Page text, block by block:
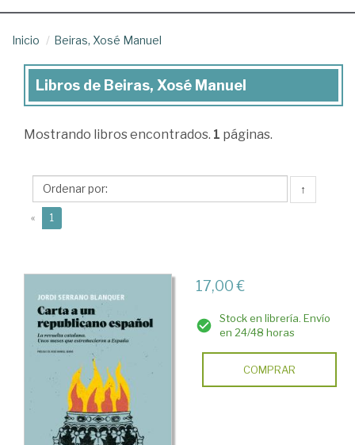
Inicio Beiras, Xosé Manuel
Libros
Beiras,
Manuel
Libros de Beiras, Xosé Manuel
Mostrando libros encontrados. 1 páginas.
↑
« 1
17,00 €
Stock en librería. Envío
en 24/48 horas
COMPRAR